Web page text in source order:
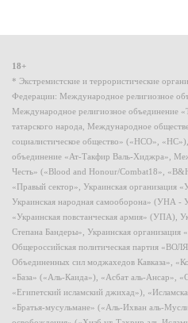
18+
* Экстремистские и террористические
Федерации: Международное религиозное
Международное религиозное объединение
татарского народа, Международное
социалистическое общество» («НСО»,
объединение «Ат-Такфир Валь-Хиджра»,
Честь» («Blood and Honour/Combat18»,
«Правый сектор», Украинская организация
Украинская народная самооборона» (УНА -
«Украинская повстанческая армия» (УПА),
Степана Бандеры», Украинская
Общероссийская политическая партия
Объединенных сил моджахедов Кавказа»,
«База» («Аль-Каида»), «Асбат аль-Ансар»,
«Египетский исламский джихад»),
«Братья-мусульмане» («Аль-Ихван аль-